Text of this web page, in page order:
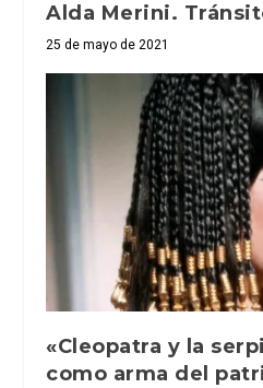
Alda Merini.
25 de mayo de 2021
«Cleopatra y la
como arma del